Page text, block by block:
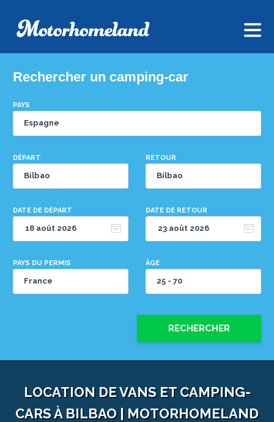
Rechercher un camping-car
PAYS
DÉPART RETOUR
DATE DE DÉPART DATE DE RETOUR
PAYS DU PERMIS ÂGE
RECHERCHER
LOCATION DE VANS ET CAMPING-
CARS À BILBAO | MOTORHOMELAND